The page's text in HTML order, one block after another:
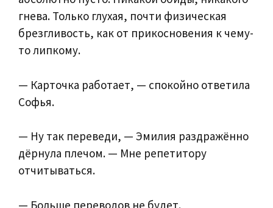
гнева. Только глухая, почти физическая
брезгливость, как от прикосновения к чему-
то липкому.
— Карточка работает, — спокойно ответила
Софья.
— Ну так переведи, — Эмилия раздражённо
дёрнула плечом. — Мне репетитору
отчитываться.
— Больше переводов не будет.